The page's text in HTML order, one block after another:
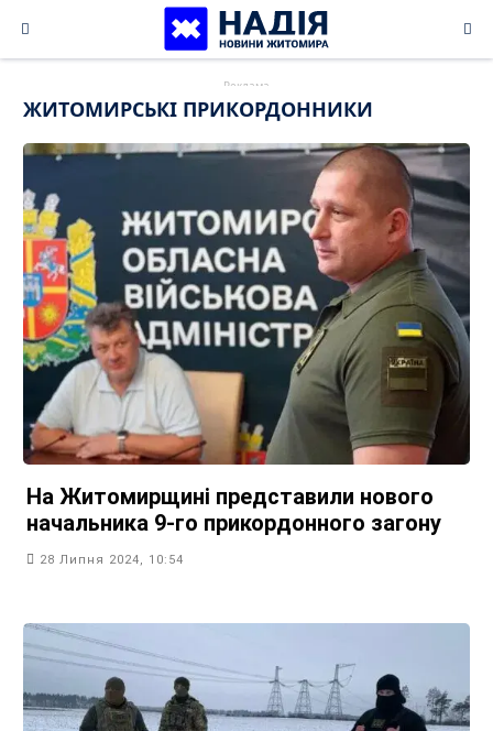
content
ЖИТОМИРСЬКІ ПРИКОРДОННИКИ
На Житомирщині представили нового
начальника 9-го прикордонного загону
28 Липня 2024, 10:54